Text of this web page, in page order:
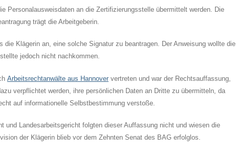
Personalausweisdaten an die Zertifizierungsstelle übermittelt werden. Die
trägt die Arbeitgeberin.
die Klägerin an, eine solche Signatur zu beantragen. Der Anweisung wollte die
jedoch nicht nachkommen.
Arbeitsrechtanwälte aus Hannover vertreten und war der Rechtsauffassung,
verpflichtet werden, ihre persönlichen Daten an Dritte zu übermitteln, da
auf informationelle Selbstbestimmung verstoße.
und Landesarbeitsgericht folgten dieser Auffassung nicht und wiesen die
der Klägerin blieb vor dem Zehnten Senat des BAG erfolglos.